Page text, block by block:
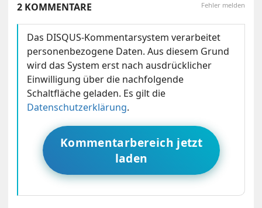
Fehler melden
2 KOMMENTARE
Das DISQUS-Kommentarsystem verarbeitet
personenbezogene Daten. Aus diesem Grund
wird das System erst nach ausdrücklicher
Einwilligung über die nachfolgende
Schaltfläche geladen. Es gilt die
Datenschutzerklärung.
Kommentarbereich jetzt
laden